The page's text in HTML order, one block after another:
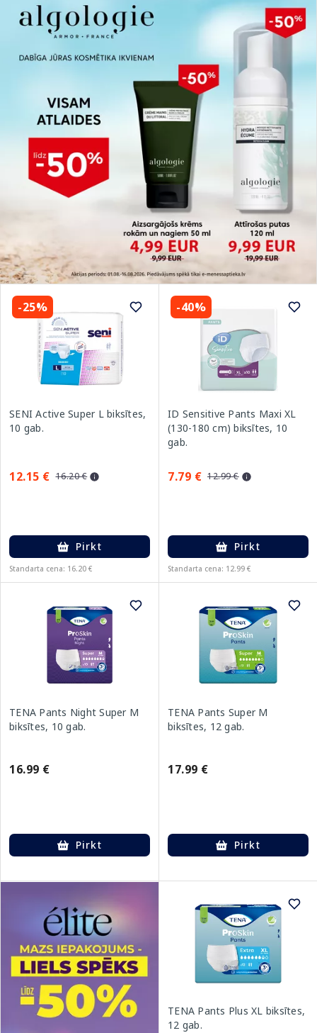
-25%
SENI Active Super L biksītes,
10 gab.
12.15 € 16.20 €
Pirkt
Standarta cena: 16.20 €
-40%
ID Sensitive Pants Maxi XL
(130-180 cm) biksītes, 10
gab.
7.79 € 12.99 €
Pirkt
Standarta cena: 12.99 €
TENA Pants Night Super M
biksītes, 10 gab.
16.99 €
Pirkt
TENA Pants Super M
biksītes, 12 gab.
17.99 €
Pirkt
TENA Pants Plus XL biksītes,
12 gab.